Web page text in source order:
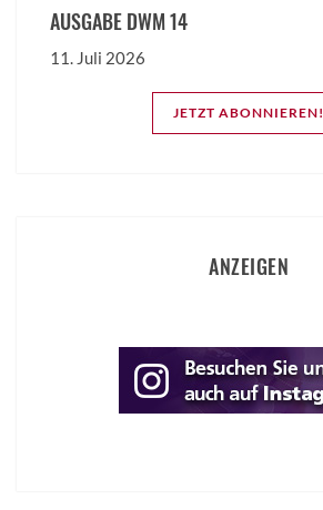
AUSGABE DWM 14
11. Juli 2026
JETZT ABONNIEREN!
ANZEIGEN